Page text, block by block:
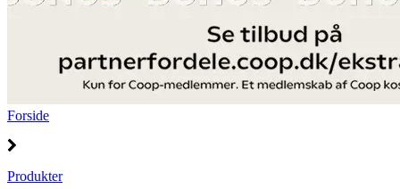
Forside
Produkter